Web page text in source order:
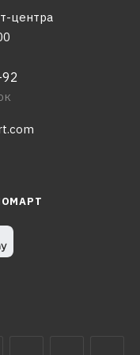
центра